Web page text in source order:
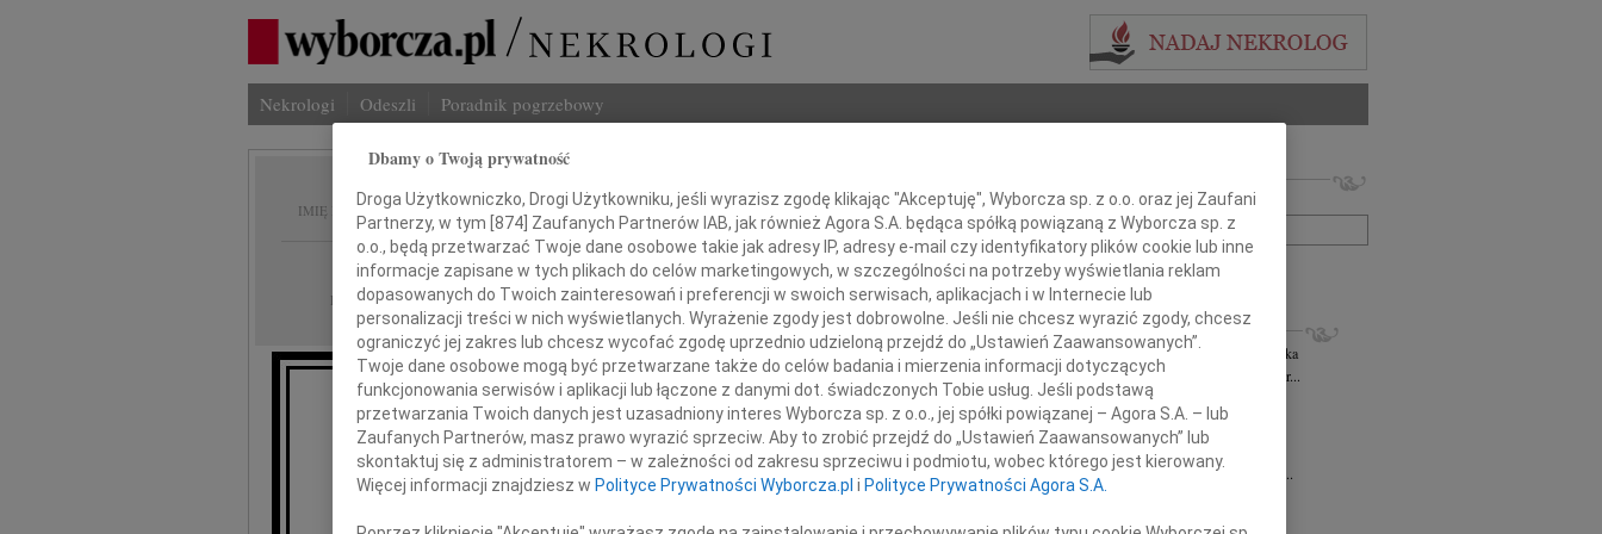
Nekrologi Odeszli Poradnik pogrzebowy
IMIĘ I NAZWISKO: Zygmunt Rytka
REGION: cała Polska
DATA EMISJI: 29.03.2018
Z głębokim bólem przyjęliśmy wiadomość o śmierci
Zygmunta Rytki
Imię i nazwisko lub numer ogłoszenia:
+ szukanie zaawansowane
INNE NEKROLOGI
Małgorzata Kościelska06.08.2026
cała Polska
Z głębokim smutkiem żegnam Panią Profesor...
Marta Rytel 31.07.2026
Z głębokim żalem w sercu żegnamy naszą...
Stanisław Gomułka
27.07.2026
Z głębokim żalem przyjęliśmy wiadomość o...
Adam Pilecki
Zarząd Podkarpackiego Stowarzyszenia...
Dbamy o Twoją prywatność
Droga Użytkowniczko, Drogi Użytkowniku, jeśli wyrazisz zgodę klikając "Akceptuję", Wyborcza sp. z o.o. oraz jej Zaufani
Partnerzy, w tym [874] Zaufanych Partnerów IAB, jak również Agora S.A. będąca spółką powiązaną z Wyborcza sp. z
o.o., będą przetwarzać Twoje dane osobowe takie jak adresy IP, adresy e-mail czy identyfikatory plików cookie lub inne
informacje zapisane w tych plikach do celów marketingowych, w szczególności na potrzeby wyświetlania reklam
dopasowanych do Twoich zainteresowań i preferencji w swoich serwisach, aplikacjach i w Internecie lub
personalizacji treści w nich wyświetlanych. Wyrażenie zgody jest dobrowolne. Jeśli nie chcesz wyrazić zgody, chcesz
ograniczyć jej zakres lub chcesz wycofać zgodę uprzednio udzieloną przejdź do „Ustawień Zaawansowanych”.
Twoje dane osobowe mogą być przetwarzane także do celów badania i mierzenia informacji dotyczących
funkcjonowania serwisów i aplikacji lub łączone z danymi dot. świadczonych Tobie usług. Jeśli podstawą
przetwarzania Twoich danych jest uzasadniony interes Wyborcza sp. z o.o., jej spółki powiązanej – Agora S.A. – lub
Zaufanych Partnerów, masz prawo wyrazić sprzeciw. Aby to zrobić przejdź do „Ustawień Zaawansowanych” lub
skontaktuj się z administratorem – w zależności od zakresu sprzeciwu i podmiotu, wobec którego jest kierowany.
Więcej informacji znajdziesz w Polityce Prywatności Wyborcza.pl i Polityce Prywatności Agora S.A.